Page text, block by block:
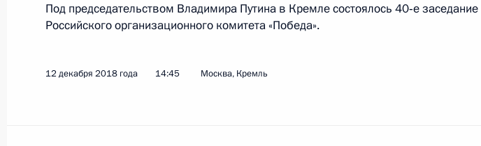
Под председательством Владимира Путина в Кремле состоялось 40‑е заседание
Российского организационного комитета «Победа».
12 декабря 2018 года 14:45 Москва, Кремль